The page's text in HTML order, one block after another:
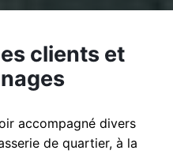
clients et
accompagné divers
de quartier, à la